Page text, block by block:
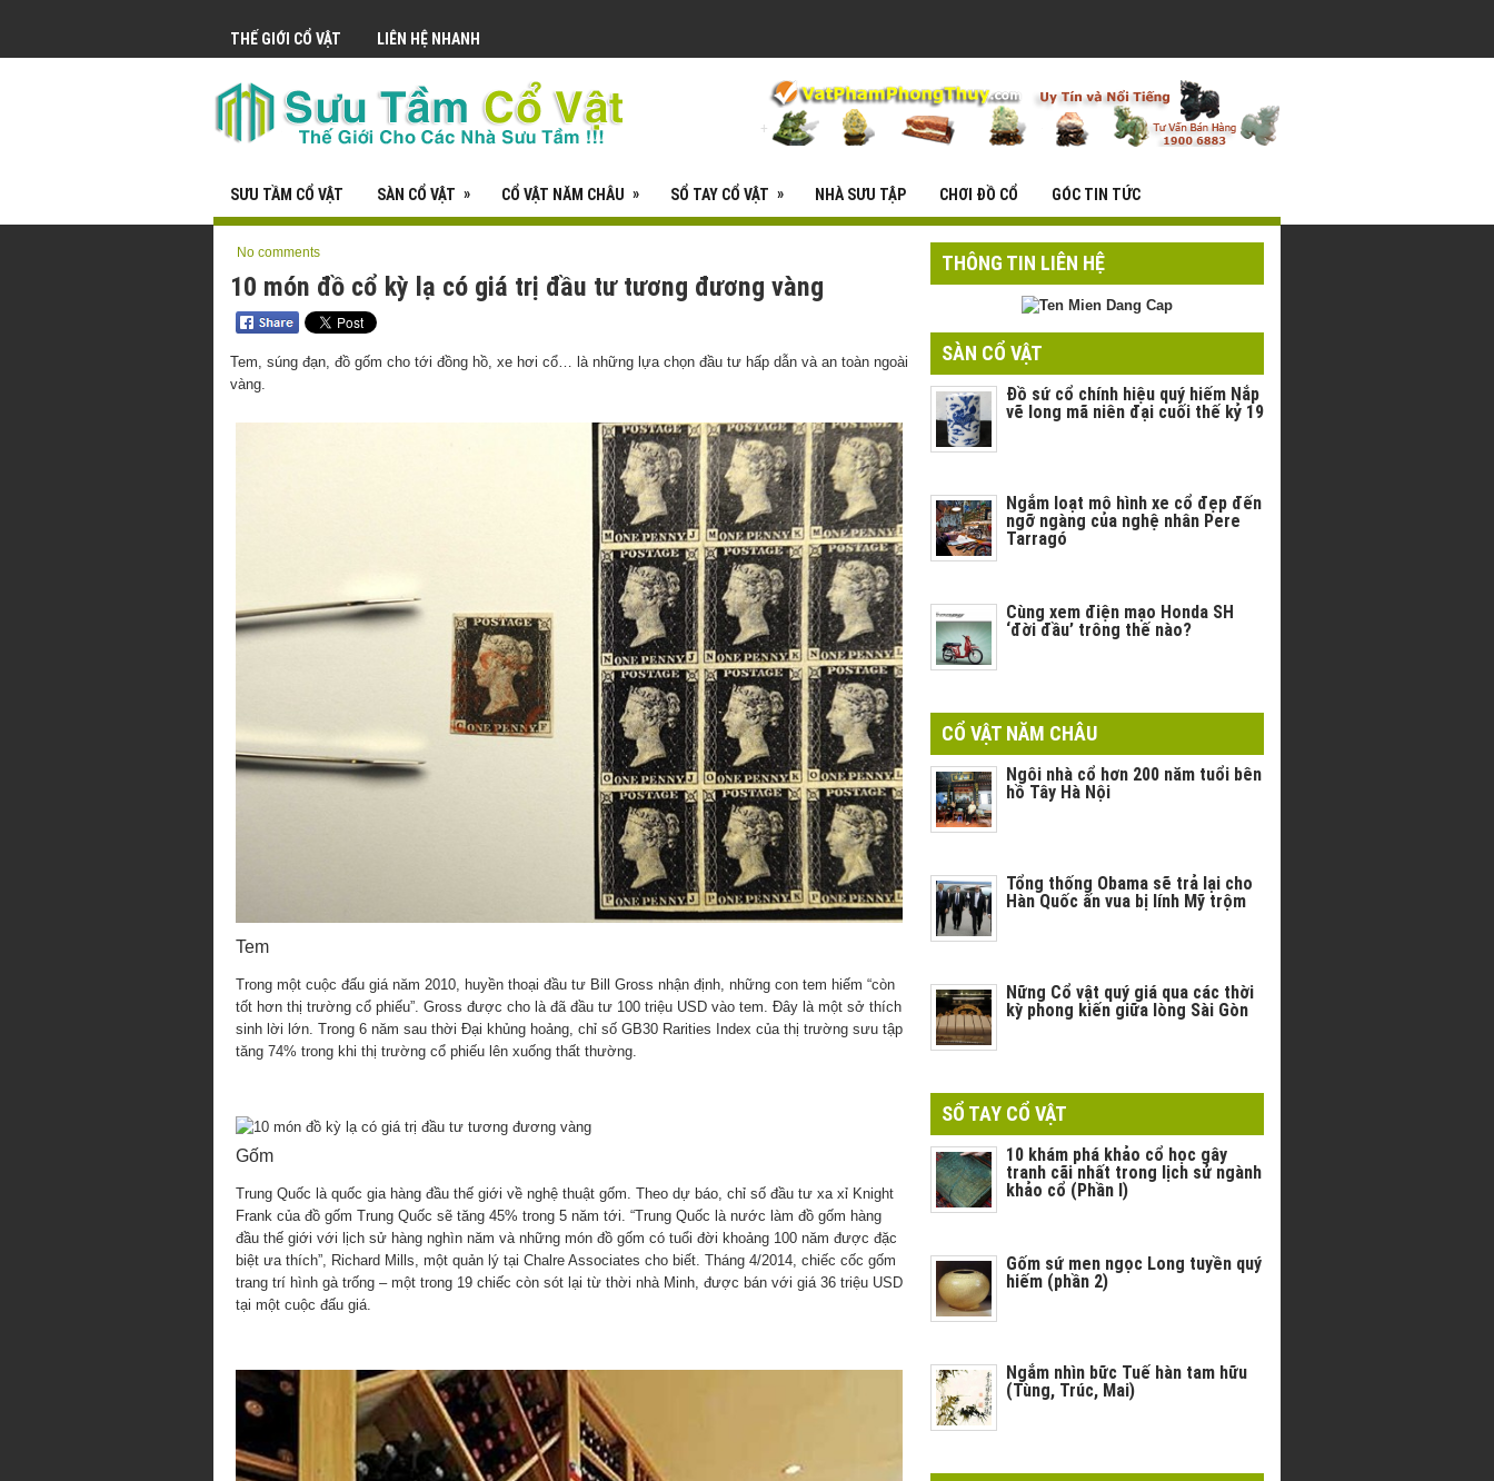
THẾ GIỚI CỔ VẬT LIÊN HỆ NHANH
SƯU TẦM CỔ VẬT SÀN CỔ VẬT » CỔ VẬT NĂM CHÂU » SỔ TAY CỔ VẬT » NHÀ SƯU TẬP CHƠI ĐỒ CỔ GÓC TIN TỨC
No comments
10 món đồ cổ kỳ lạ có giá trị đầu tư tương đương vàng
Tem, súng đạn, đồ gốm cho tới đồng hồ, xe hơi cổ… là những lựa chọn đầu tư hấp dẫn và an toàn ngoài
vàng.
Tem
Trong một cuộc đấu giá năm 2010, huyền thoại đầu tư Bill Gross nhận định, những con tem hiếm “còn
tốt hơn thị trường cổ phiếu”. Gross được cho là đã đầu tư 100 triệu USD vào tem. Đây là một sở thích
sinh lời lớn. Trong 6 năm sau thời Đại khủng hoảng, chỉ số GB30 Rarities Index của thị trường sưu tập
tăng 74% trong khi thị trường cổ phiếu lên xuống thất thường.
Gốm
Trung Quốc là quốc gia hàng đầu thế giới về nghệ thuật gốm. Theo dự báo, chỉ số đầu tư xa xỉ Knight
Frank của đồ gốm Trung Quốc sẽ tăng 45% trong 5 năm tới. “Trung Quốc là nước làm đồ gốm hàng
đầu thế giới với lịch sử hàng nghìn năm và những món đồ gốm có tuổi đời khoảng 100 năm được đặc
biệt ưa thích”, Richard Mills, một quản lý tại Chalre Associates cho biết. Tháng 4/2014, chiếc cốc gốm
trang trí hình gà trống – một trong 19 chiếc còn sót lại từ thời nhà Minh, được bán với giá 36 triệu USD
tại một cuộc đấu giá.
THÔNG TIN LIÊN HỆ
SÀN CỔ VẬT
Đồ sứ cổ chính hiệu quý hiếm Nắp
vẽ long mã niên đại cuối thế kỷ 19
Ngắm loạt mô hình xe cổ đẹp đến
ngỡ ngàng của nghệ nhân Pere
Tarragó
Cùng xem điện mạo Honda SH
‘đời đầu’ trông thế nào?
CỔ VẬT NĂM CHÂU
Ngôi nhà cổ hơn 200 năm tuổi bên
hồ Tây Hà Nội
Tổng thống Obama sẽ trả lại cho
Hàn Quốc ấn vua bị lính Mỹ trộm
Nững Cổ vật quý giá qua các thời
kỳ phong kiến giữa lòng Sài Gòn
SỔ TAY CỔ VẬT
10 khám phá khảo cổ học gây
tranh cãi nhất trong lịch sử ngành
khảo cổ (Phần I)
Gốm sứ men ngọc Long tuyền quý
hiếm (phần 2)
Ngắm nhìn bữc Tuế hàn tam hữu
(Tùng, Trúc, Mai)